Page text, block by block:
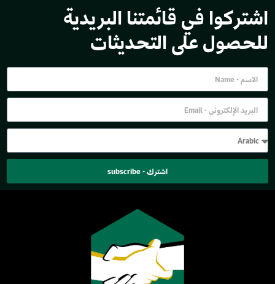
اشتركوا في قائمتنا البريدية
للحصول على التحديثات
اشترك - subscribe